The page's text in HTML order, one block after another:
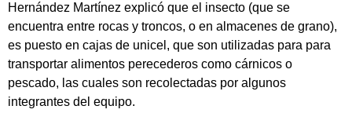
Hernández Martínez explicó que el insecto (que se
encuentra entre rocas y troncos, o en almacenes de grano),
es puesto en cajas de unicel, que son utilizadas para para
transportar alimentos perecederos como cárnicos o
pescado, las cuales son recolectadas por algunos
integrantes del equipo.